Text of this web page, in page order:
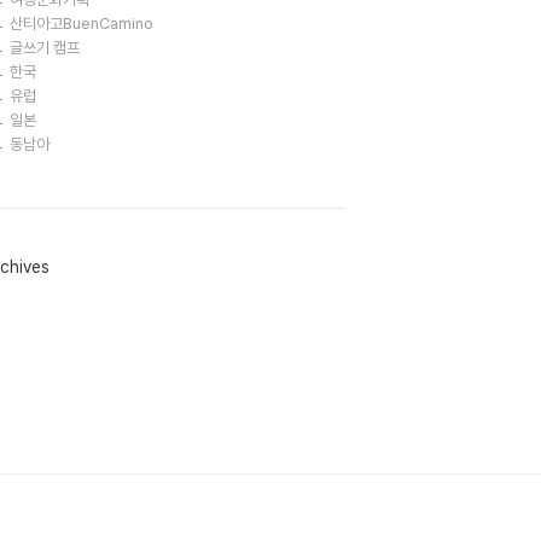
산티아고BuenCamino
글쓰기 캠프
한국
유럽
일본
동남아